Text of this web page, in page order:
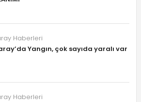
Haberleri
Yangın, çok sayıda yaralı var
Haberleri